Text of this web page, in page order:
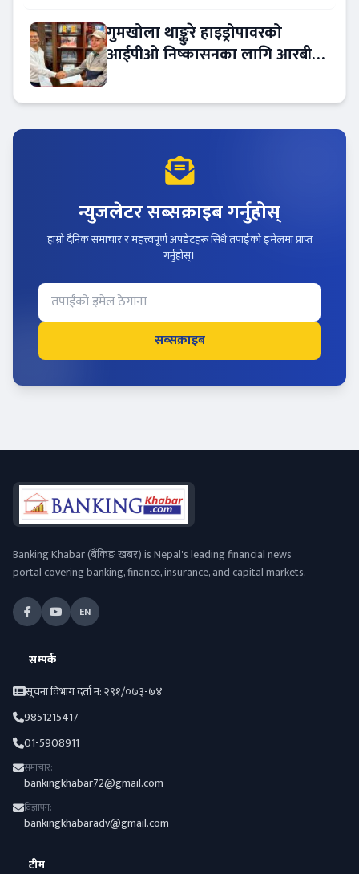
गुमखोला थाङ्कुरे हाइड्रोपावरको
आईपीओ निष्कासनका लागि आरबीबी
न्युजलेटर सब्सक्राइब गर्नुहोस्
हाम्रो दैनिक समाचार र महत्त्वपूर्ण अपडेटहरू सिधै तपाईंको इमेलमा प्राप्त
गर्नुहोस्।
सब्सक्राइब
Banking Khabar (बैंकिङ खबर) is Nepal's leading financial news
portal covering banking, finance, insurance, and capital markets.
EN
सम्पर्क
सूचना विभाग दर्ता नं: २९१/०७३-७४
9851215417
01-5908911
समाचार:
bankingkhabar72@gmail.com
विज्ञापन:
bankingkhabaradv@gmail.com
टीम